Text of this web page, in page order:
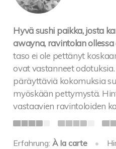
Hyvä sushi paikka, josta
awayna, ravintolan
taso ei ole pettänyt
ovat vastanneet
päräyttäviä kokomuksia
myöskään pettymystä.
vastaavien ravintoloiden
Erfahrung:À la carte •